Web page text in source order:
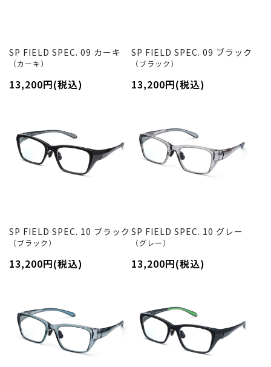
SP FIELD SPEC. 09 カーキ
（カーキ）
13,200円(税込)
SP FIELD SPEC. 09 ブラック
（ブラック）
13,200円(税込)
SP FIELD SPEC. 10 ブラック
（ブラック）
13,200円(税込)
SP FIELD SPEC. 10 グレー
（グレー）
13,200円(税込)